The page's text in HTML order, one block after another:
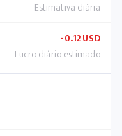
-0.12USD